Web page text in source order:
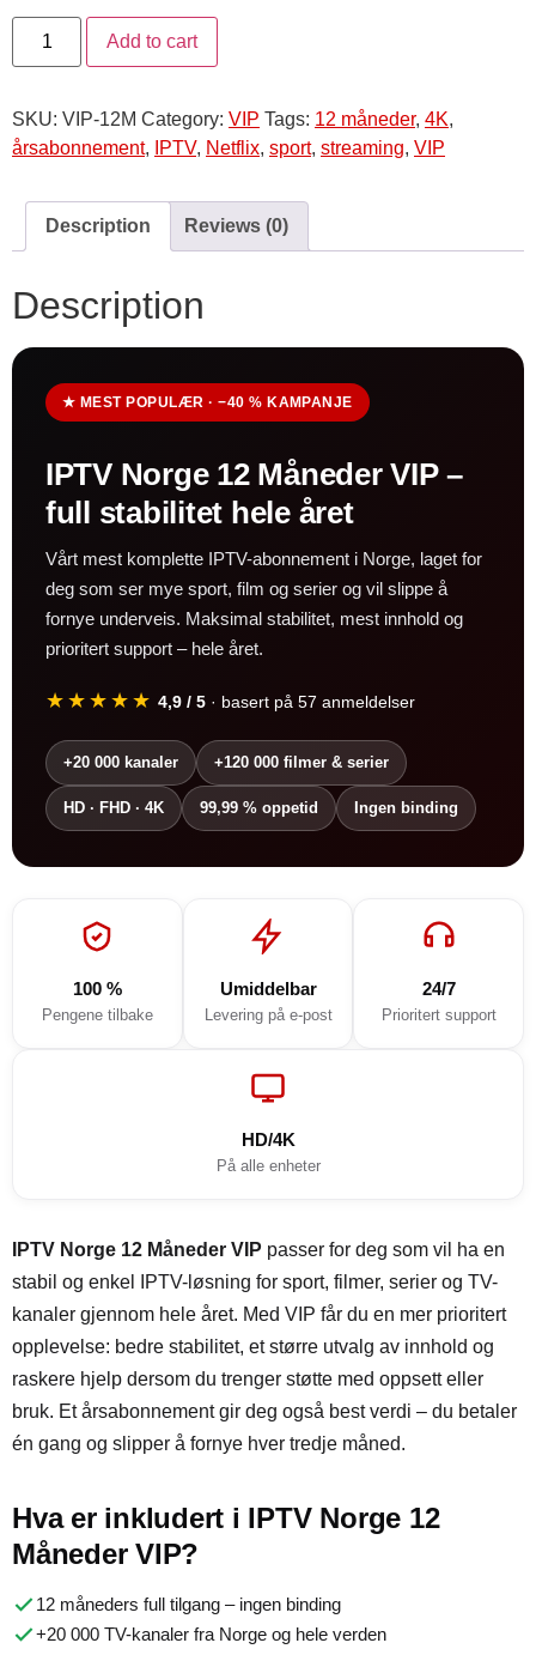
Add to cart
SKU: VIP-12M Category: VIP Tags: 12 måneder, 4K,
årsabonnement, IPTV, Netflix, sport, streaming, VIP
Description Reviews (0)
Description
★ MEST POPULÆR · −40 % KAMPANJE
IPTV Norge 12 Måneder VIP –
full stabilitet hele året
Vårt mest komplette IPTV-abonnement i Norge, laget for
deg som ser mye sport, film og serier og vil slippe å
fornye underveis. Maksimal stabilitet, mest innhold og
prioritert support – hele året.
★★★★★ 4,9 / 5 · basert på 57 anmeldelser
+20 000 kanaler +120 000 filmer & serier
HD · FHD · 4K 99,99 % oppetid Ingen binding
100 %
Pengene tilbake
Umiddelbar
Levering på e-post
24/7
Prioritert support
HD/4K
På alle enheter
IPTV Norge 12 Måneder VIP passer for deg som vil ha en
stabil og enkel IPTV-løsning for sport, filmer, serier og TV-
kanaler gjennom hele året. Med VIP får du en mer prioritert
opplevelse: bedre stabilitet, et større utvalg av innhold og
raskere hjelp dersom du trenger støtte med oppsett eller
bruk. Et årsabonnement gir deg også best verdi – du betaler
én gang og slipper å fornye hver tredje måned.
Hva er inkludert i IPTV Norge 12
Måneder VIP?
12 måneders full tilgang – ingen binding
+20 000 TV-kanaler fra Norge og hele verden